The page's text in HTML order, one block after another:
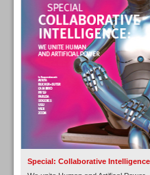
Special: Collaborative Intelligence
Personal
Inbound